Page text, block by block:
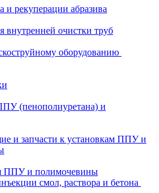
и рекуперации абразива
внутренней очистки труб
оборудованию
(пенополиуретана) и
и запчасти к установкам ППУ и
ППУ и полимочевины
смол, раствора и бетона